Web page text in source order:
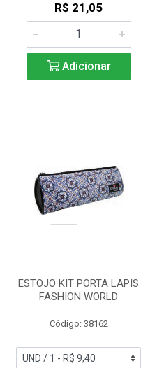
R$ 21,05
Adicionar
ESTOJO KIT PORTA LAPIS
FASHION WORLD
Código: 38162